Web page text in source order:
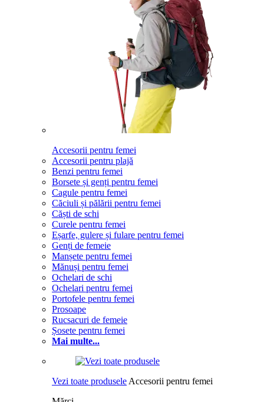
Accesorii pentru femei
Accesorii pentru plajă
Benzi pentru femei
Borsete și genți pentru femei
Cagule pentru femei
Căciuli și pălării pentru femei
Căști de schi
Curele pentru femei
Eșarfe, gulere și fulare pentru femei
Genți de femeie
Manșete pentru femei
Mănuși pentru femei
Ochelari de schi
Ochelari pentru femei
Portofele pentru femei
Prosoape
Rucsacuri de femeie
Șosete pentru femei
Mai multe...
Vezi toate produsele Accesorii pentru femei